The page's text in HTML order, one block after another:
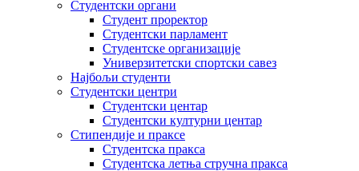
Студентски органи
Студент проректор
Студентски парламент
Студентске организације
Универзитетски спортски савез
Најбољи студенти
Студентски центри
Студентски центар
Студентски културни центар
Стипендије и праксе
Студентска пракса
Студентска летња стручна пракса